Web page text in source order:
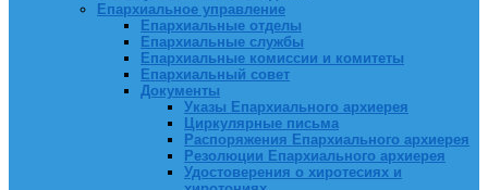
Епархиальное управление
Епархиальные отделы
Епархиальные службы
Епархиальные комиссии и комитеты
Епархиальный совет
Документы
Указы Епархиального архиерея
Циркулярные письма
Распоряжения Епархиального архиерея
Резолюции Епархиального архиерея
Удостоверения о хиротесиях и